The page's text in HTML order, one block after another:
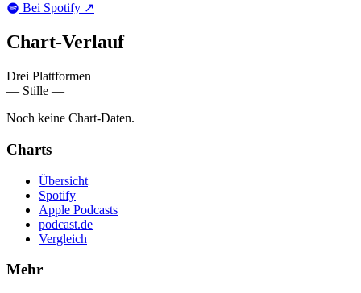
Bei Spotify ↗
Chart-Verlauf
Drei Plattformen
— Stille —
Noch keine Chart-Daten.
Charts
Übersicht
Spotify
Apple Podcasts
podcast.de
Vergleich
Mehr